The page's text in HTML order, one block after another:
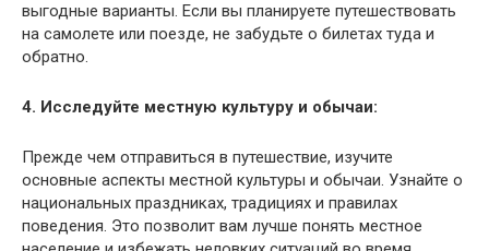
выгодные варианты. Если вы планируете путешествовать
на самолете или поезде, не забудьте о билетах туда и
обратно.
4. Исследуйте местную культуру и обычаи:
Прежде чем отправиться в путешествие, изучите
основные аспекты местной культуры и обычаи. Узнайте о
национальных праздниках, традициях и правилах
поведения. Это позволит вам лучше понять местное